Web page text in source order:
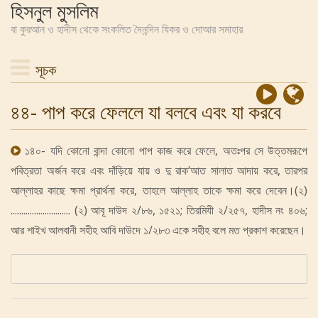
হিসনুল মুসলিম
বা কুরআন ও হাদীস থেকে সংকলিত দৈনন্দিন যিকর ও দোআর সমাহার
সূচক
৪৪- পাপ করে ফেললে যা বলবে এবং যা করবে
১৪০- যদি কোনো বান্দা কোনো পাপ কাজ করে ফেলে, অতঃপর সে উত্তমরূপে
পবিত্রতা অর্জন করে এবং দাঁড়িয়ে যায় ও দু রাক‘আত সালাত আদায় করে, তারপর
আল্লাহর কাছে ক্ষমা প্রার্থনা করে, তাহলে আল্লাহ তাকে ক্ষমা করে দেবেন।(২)
............................ (২) আবূ দাউদ ২/৮৬, ১৫২১; তিরমিযী ২/২৫৭, হাদীস নং ৪০৬;
আর শাইখ আলবানী সহীহ আবি দাউদে ১/২৮৩ একে সহীহ বলে মত প্রকাশ করেছেন।